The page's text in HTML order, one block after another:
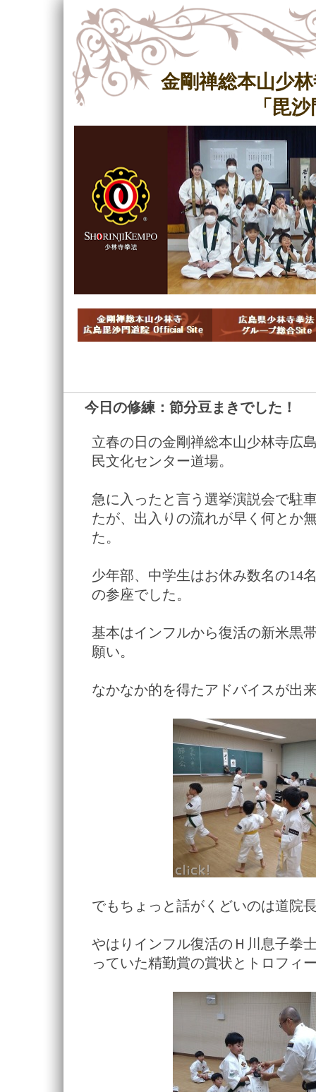
金剛禅総本山少
「毘
今日の修練：節分豆まきでした！
立春の日の金剛禅総本山少林寺広
民文化センター道場。
急に入ったと言う選挙演説会で駐
たが、出入りの流れが早く何とか
た。
少年部、中学生はお休み数名の14
の参座でした。
基本はインフルから復活の新米黒
願い。
なかなか的を得たアドバイスが出
でもちょっと話がくどいのは道院
やはりインフル復活のＨ川息子拳
っていた精勤賞の賞状とトロフィ